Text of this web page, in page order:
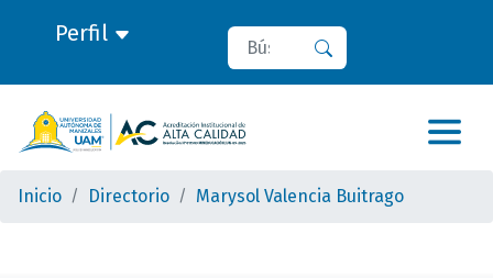
Perfil Buscar
Inicio Directorio Marysol Valencia Buitrago